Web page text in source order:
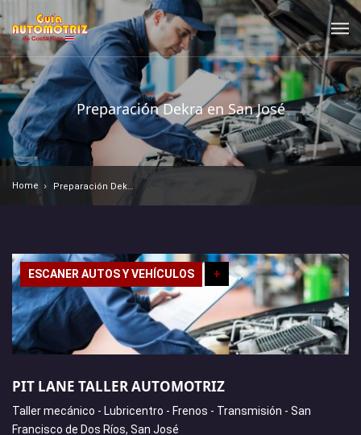
Preparación Dekra en San José
Home
ESCANER AUTOS Y VEHÍCULOS +
PIT LANE TALLER AUTOMOTRIZ
Taller mecánico - Lubricentro - Frenos - Transmisión - San
Francisco de Dos Ríos, San José